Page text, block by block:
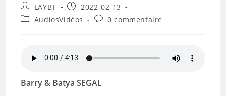
Auteur/autrice
de
la
LAYBT
Publication
publiée :
2022-02-13
PostAudiosVidéos
Commentaires
0 commentaire
Barry & Batya SEGAL